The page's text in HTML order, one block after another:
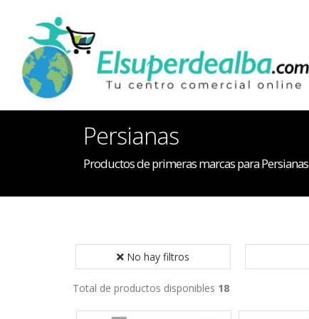
Persianas
Productos de primeras marcas para Persianas
No hay filtros
Total de productos disponibles 18